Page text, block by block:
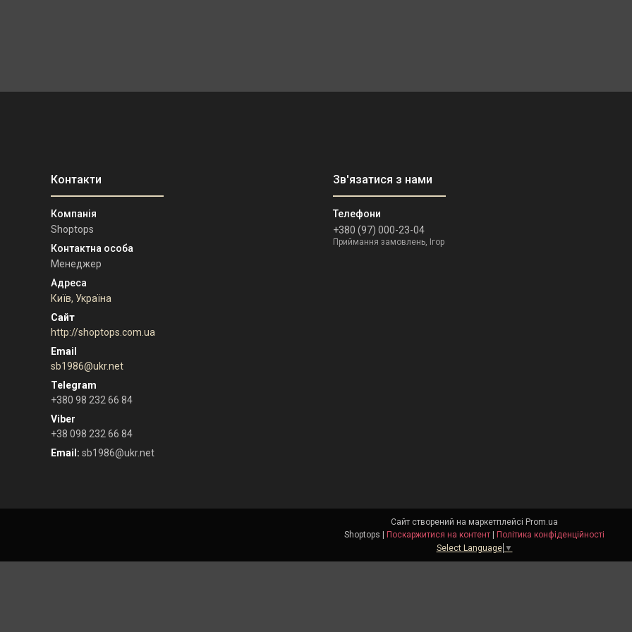
Shoptops
Менеджер
Київ, Україна
http://shoptops.com.ua
sb1986@ukr.net
+380 98 232 66 84
+38 098 232 66 84
Email
sb1986@ukr.net
+380 (97) 000-23-04
Приймання замовлень, Ігор
Сайт створений на маркетплейсі Prom.ua
Shoptops | Поскаржитися на контент | Політика конфіденційності
Select Language ▼